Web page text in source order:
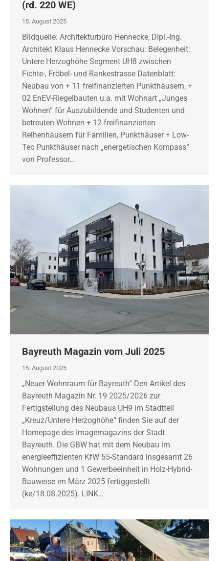
(rd. 220 WE)
15. August 2025
Bildquelle: Architekturbüro Hennecke, Dipl.-Ing.
Architekt Klaus Hennecke Vorschau: Belegenheit:
Untere Herzoghöhe Segment UH8 zwischen
Fichte-, Fröbel- und Rankestrasse Datenblatt:
Neubau von + 11 freifinanzierten Punkthäusern, +
02 EnEV-Riegelbauten u.a. mit Wohnart „Junges
Wohnen“ für Auszubildende und Studenten und
betreuten Wohnen + 12 freifinanzierten
Reihenhäusern für Familien, Punkthäuser + Low-
Tec Punkthäuser nach „energetischen Kompass“
von Professor…
Bayreuth Magazin vom Juli 2025
15. August 2025
„Neuer Wohnraum für Bayreuth“ Den Artikel des
Bayreuth Magazin Nr. 19 2025/2026 zur
Fertigstellung des Neubaus UH9 im Stadtteil
„Kreuz/Untere Herzoghöhe“ finden Sie auf der
Homepage des Imagemagazins der Stadt
Bayreuth. Die GBW hat mit dem Neubau im
energieeffizienten KfW 55-Standard insgesamt 26
Wohnungen und 1 Gewerbeeinheit in Holz-Hybrid-
Bauweise im März 2025 fertiggestellt
(ke/18.08.2025). LINK…